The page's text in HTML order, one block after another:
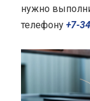
нужно
телефону +7-